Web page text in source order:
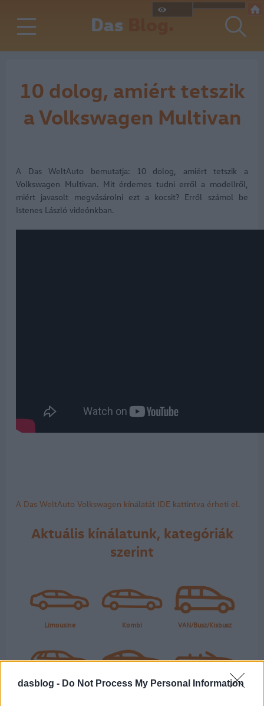
dasblog - Do Not Process My Personal Information
Das Blog.
10 dolog, amiért tetszik
a Volkswagen Multivan
A Das WeltAuto bemutatja: 10 dolog, amiért tetszik a
Volkswagen Multivan. Mit érdemes tudni erről a modellről,
miért javasolt megvásárolni ezt a kocsit? Erről számol be
Istenes László videónkban.
A Das WeltAuto Volkswagen kínálatát IDE kattintva érheti el.
Aktuális kínálatunk, kategóriák
szerint